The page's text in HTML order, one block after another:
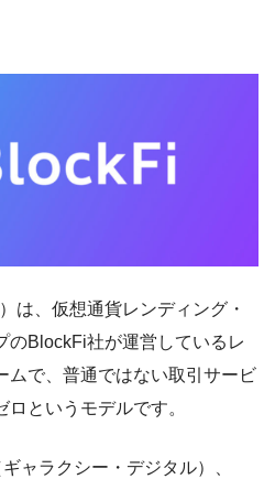
は、仮想通貨レンディング・
のBlockFi社が運営しているレ
ムで、普通ではない取引サービ
というモデルです。
ャラクシー・デジタル）、